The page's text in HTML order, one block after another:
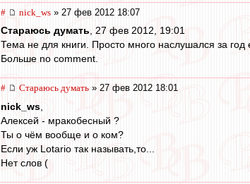
# nick_ws » 27 фев 2012 18:07
Стараюсь думать, 27 фев 2012, 19:01
Тема не для книги. Просто много наслушался за
Больше no comment.
# Стараюсь думать » 27 фев 2012 18:01
nick_ws
Алексей - мракобесный ?
Ты о чём вообще и о ком?
Если уж Lotario так называть,то...
Нет слов (